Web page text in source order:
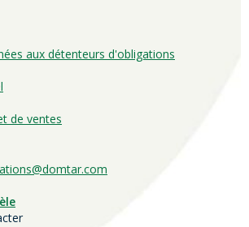
aux détenteurs d'obligations
de ventes